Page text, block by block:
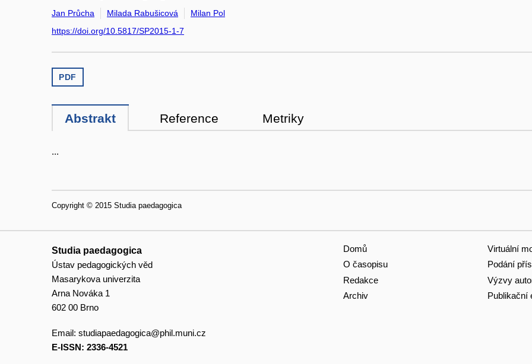
Jan Průcha Milada Rabušicová
Milan Pol
https://doi.org/10.5817/SP2015-1-7
PDF
Abstrakt Reference Metriky
...
Copyright © 2015 Studia paedagogica
Studia paedagogica
Ústav pedagogických věd
Masarykova univerzita
Arna Nováka 1
602 00 Brno
Email: studiapaedagogica@phil.muni.cz
E-ISSN: 2336-4521
Domů
O časopisu
Redakce
Archiv
Virtuální
Podání
Výzvy
Publikační